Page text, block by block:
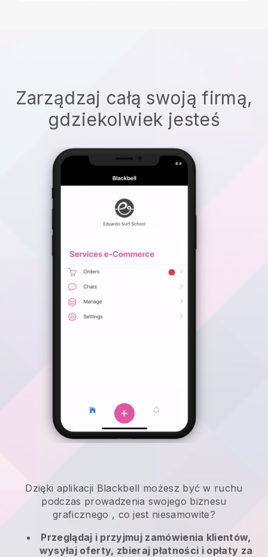
Zarządzaj całą swoją firmą,
gdziekolwiek jesteś
Dzięki aplikacji Blackbell możesz być w ruchu
podczas prowadzenia swojego biznesu
graficznego , co jest niesamowite?
Przeglądaj i przyjmuj zamówienia klientów,
wysyłaj oferty, zbieraj płatności i opłaty za